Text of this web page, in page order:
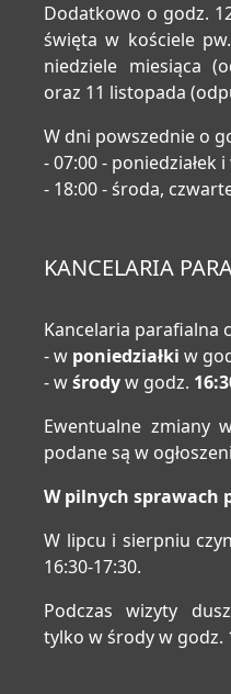
Dodatkowo o godz.
święta w kościele
niedziele miesiąca
oraz 11 listopada
W dni powszednie o
- 07:00 - poniedziałek
- 18:00 - środa,
KANCELARIA
Kancelaria parafialna
- w poniedziałki w
- wśrodyw godz.
Ewentualne zmiany
podane są w
W pilnych sprawach
W lipcu i sierpniu
16:30-17:30.
Podczas wizyty
tylko w środy w godz.